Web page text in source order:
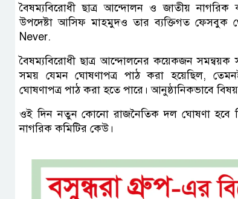
বৈষম্যবিরোধী ছাত্র আন্দোলন ও জাতীয় নাগরিক
উপদেষ্টা আসিফ মাহমুদও তার ব্যক্তিগত ফেসবুক
Never.
বৈষম্যবিরোধী ছাত্র আন্দোলনের কয়েকজন সমন্বয়ক
সময় যেমন ঘোষণাপত্র পাঠ করা হয়েছিল,
ঘোষণাপত্র পাঠ করা হতে পারে। আনুষ্ঠানিকভাবে
ওই দিন নতুন কোনো রাজনৈতিক দল ঘোষণা হবে
নাগরিক কমিটির কেউ।